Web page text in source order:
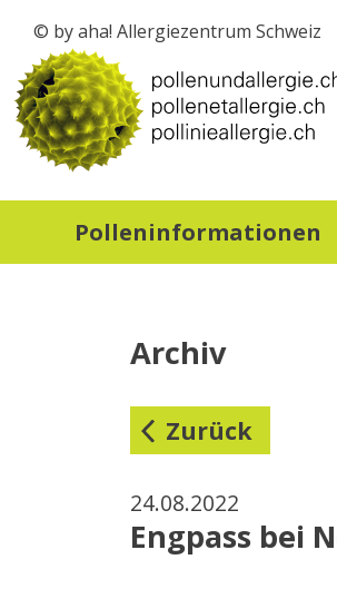
© by aha! Allergiezentrum Schweiz
zur Startseite
Polleninformationen
Archiv
Zurück
24.08.2022
Engpass bei